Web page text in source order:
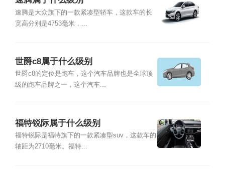
速腾是大众旗下的一款紧凑型轿车，这款车的长
宽高分别是4753毫米，...
世爵c8属于什么级别
世爵c8的定位是跑车，这个汽车品牌也是全球顶
级的跑车品牌之一，这个汽车...
福特锐际属于什么级别
福特锐际是福特旗下的一款紧凑型suv，这款车的
轴距为2710毫米。福特...